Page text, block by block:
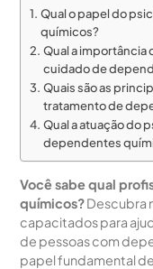
Qual o papel do
químicos?
Qual a importância
cuidado de
Quais são as
tratamento de
Qual a atuação do
dependentes
Você sabe qual
químicos?Descubra
capacitados para
de pessoas com
papel fundamental